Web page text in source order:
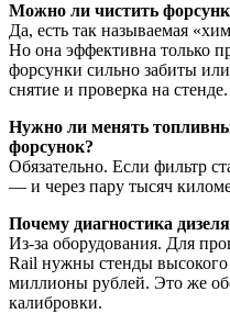
Можно ли чистить
Да, есть так называемая
Но она эффективна только
форсунки сильно забиты
снятие и проверка на стенде.
Нужно ли менять
форсунок?
Обязательно. Если фильтр
— и через пару тысяч
Почему диагностика
Из-за оборудования. Для
Rail нужны стенды высокого
миллионы рублей. Это же
калибровки.